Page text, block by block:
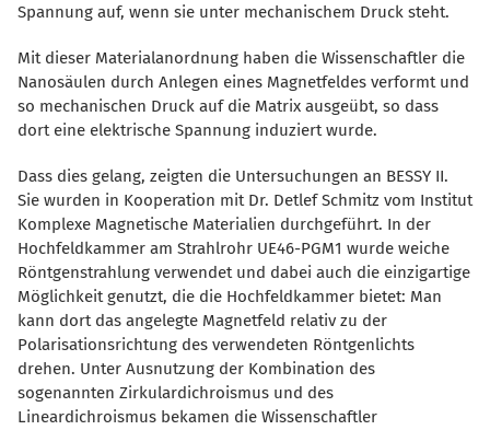
Spannung auf, wenn sie unter mechanischem Druck steht.
Mit dieser Materialanordnung haben die Wissenschaftler die
Nanosäulen durch Anlegen eines Magnetfeldes verformt und
so mechanischen Druck auf die Matrix ausgeübt, so dass
dort eine elektrische Spannung induziert wurde.
Dass dies gelang, zeigten die Untersuchungen an BESSY II.
Sie wurden in Kooperation mit Dr. Detlef Schmitz vom Institut
Komplexe Magnetische Materialien durchgeführt. In der
Hochfeldkammer am Strahlrohr UE46-PGM1 wurde weiche
Röntgenstrahlung verwendet und dabei auch die einzigartige
Möglichkeit genutzt, die die Hochfeldkammer bietet: Man
kann dort das angelegte Magnetfeld relativ zu der
Polarisationsrichtung des verwendeten Röntgenlichts
drehen. Unter Ausnutzung der Kombination des
sogenannten Zirkulardichroismus und des
Lineardichroismus bekamen die Wissenschaftler